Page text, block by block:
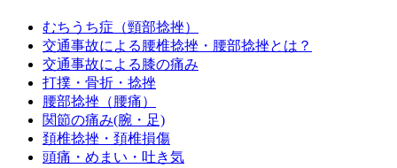
むちうち症（頸部捻挫）
交通事故による腰椎捻挫・腰部捻挫とは？
交通事故による膝の痛み
打撲・骨折・捻挫
腰部捻挫（腰痛）
関節の痛み(腕・足)
頚椎捻挫・頚椎損傷
頭痛・めまい・吐き気